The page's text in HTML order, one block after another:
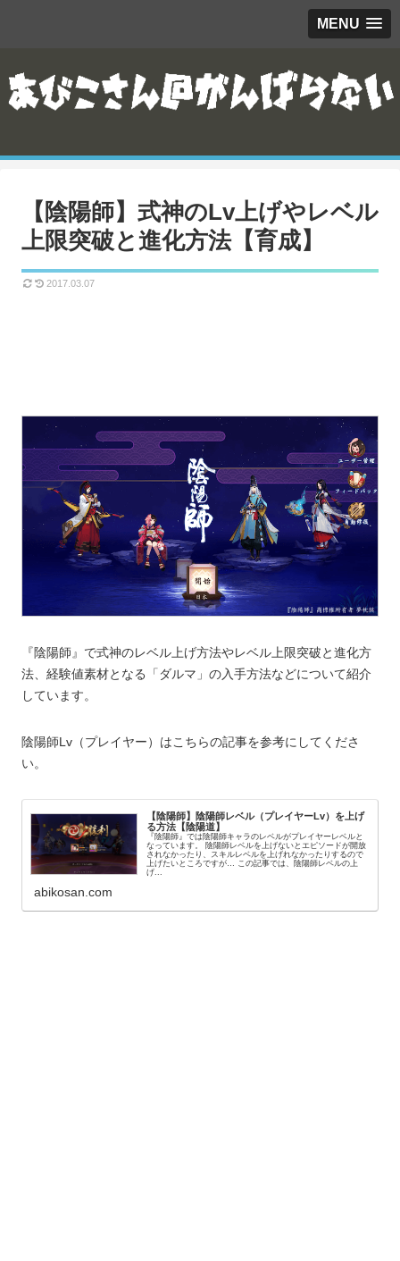
MENU
【陰陽師】式神のLv上げやレベル
上限突破と進化方法【育成】
2017.03.07
『陰陽師』で式神のレベル上げ方法やレベル上限突破と進化方
法、経験値素材となる「ダルマ」の入手方法などについて紹介
しています。
陰陽師Lv（プレイヤー）はこちらの記事を参考にしてくださ
い。
【陰陽師】陰陽師レベル（プレイヤーLv）を上げ
る方法【陰陽道】
『陰陽師』では陰陽師キャラのレベルがプレイヤーレベルと
なっています。 陰陽師レベルを上げないとエピソードが開放
されなかったり、スキルレベルを上げれなかったりするので
上げたいところですが… この記事では、陰陽師レベルの上
げ...
abikosan.com